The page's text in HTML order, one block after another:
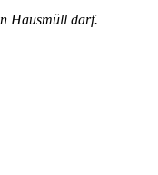
Hausmüll darf.